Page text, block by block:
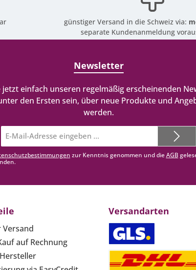
günstiger Versand in die Schweiz via:
separate Kundenanmeldung
Newsletter
jetzt einfach unseren regelmäßig erscheinenden
den Ersten sein, über neue Produkte und
werden.
Mail-
Adresse*
zur Kenntnis genommen und dieAGB
Versand
auf Rechnung
Versandarten